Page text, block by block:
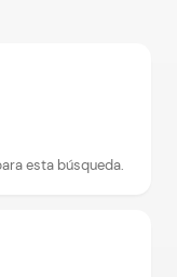
esta búsqueda.